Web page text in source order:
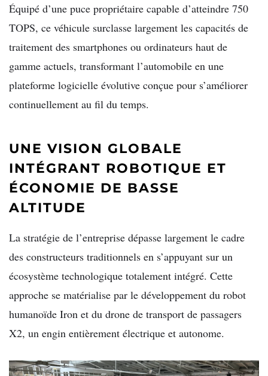
Équipé d’une puce propriétaire capable d’atteindre 750
TOPS, ce véhicule surclasse largement les capacités de
traitement des smartphones ou ordinateurs haut de
gamme actuels, transformant l’automobile en une
plateforme logicielle évolutive conçue pour s’améliorer
continuellement au fil du temps.
UNE VISION GLOBALE
INTÉGRANT ROBOTIQUE ET
ÉCONOMIE DE BASSE
ALTITUDE
La stratégie de l’entreprise dépasse largement le cadre
des constructeurs traditionnels en s’appuyant sur un
écosystème technologique totalement intégré. Cette
approche se matérialise par le développement du robot
humanoïde Iron et du drone de transport de passagers
X2, un engin entièrement électrique et autonome.